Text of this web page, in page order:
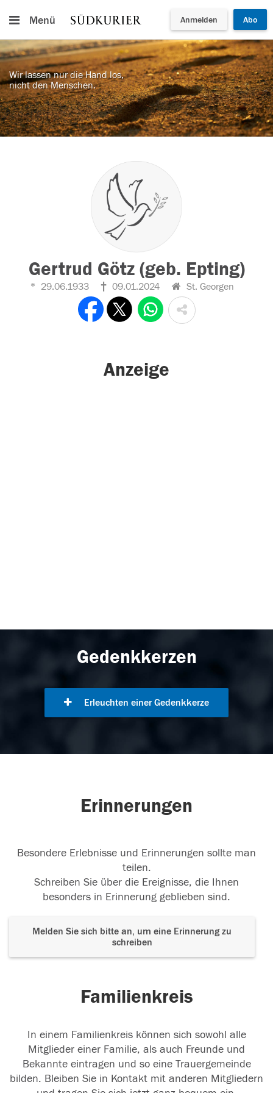
Menü Anmelden Abo
Wir lassen nur die Hand los,
nicht den Menschen.
Gertrud Götz (geb. Epting)
29.06.1933 09.01.2024 St. Georgen
Anzeige
Gedenkkerzen
Erleuchten einer Gedenkkerze
Erinnerungen
Besondere Erlebnisse und Erinnerungen sollte man
teilen.
Schreiben Sie über die Ereignisse, die Ihnen
besonders in Erinnerung geblieben sind.
Melden Sie sich bitte an, um eine Erinnerung zu
schreiben
Familienkreis
In einem Familienkreis können sich sowohl alle
Mitglieder einer Familie, als auch Freunde und
Bekannte eintragen und so eine Trauergemeinde
bilden. Bleiben Sie in Kontakt mit anderen Mitgliedern